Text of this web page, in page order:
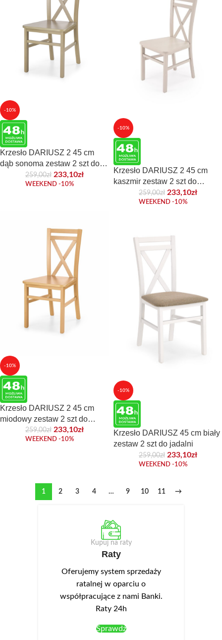
-10%
Krzesło DARIUSZ 2 45 cm
dąb sonoma zestaw 2 szt do
259,00zł 233,10zł
WEEKEND -10%
-10%
Krzesło DARIUSZ 2 45 cm
kaszmir zestaw 2 szt do
259,00zł 233,10zł
WEEKEND -10%
-10%
Krzesło DARIUSZ 2 45 cm
miodowy zestaw 2 szt do
259,00zł 233,10zł
WEEKEND -10%
-10%
Krzesło DARIUSZ 45 cm biały
zestaw 2 szt do jadalni
259,00zł 233,10zł
WEEKEND -10%
1 2 3 4 … 9 10 11 →
Kupuj na raty
Raty
Oferujemy system sprzedaży
ratalnej w oparciu o
współpracujące z nami Banki.
Raty 24h
Sprawdź